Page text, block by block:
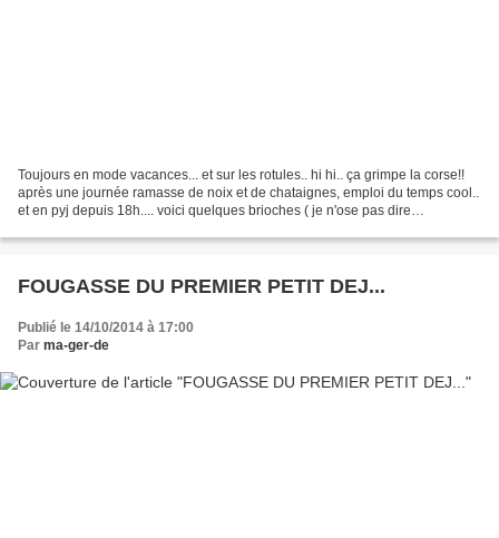
Toujours en mode vacances... et sur les rotules.. hi hi.. ça grimpe la corse!!
après une journée ramasse de noix et de chataignes, emploi du temps cool..
et en pyj depuis 18h.... voici quelques brioches ( je n'ose pas dire
FOUGASSE DU PREMIER PETIT DEJ...
Publié le 14/10/2014 à 17:00
Par ma-ger-de